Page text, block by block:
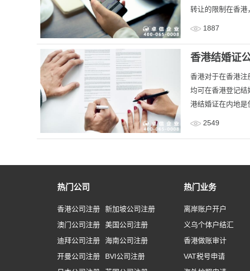
转让的限制在香港
1887
香港结婚证
香港对于在香港注
均可在香港登记结
港结婚证在内地是
2549
热门公司
香港公司注册
新加坡公司注册
澳门公司注册
美国公司注册
迪拜公司注册
海南公司注册
开曼公司注册
BVI公司注册
热门业务
离岸账户开户
义乌个体户结汇
香港做账审计
VAT税号申请